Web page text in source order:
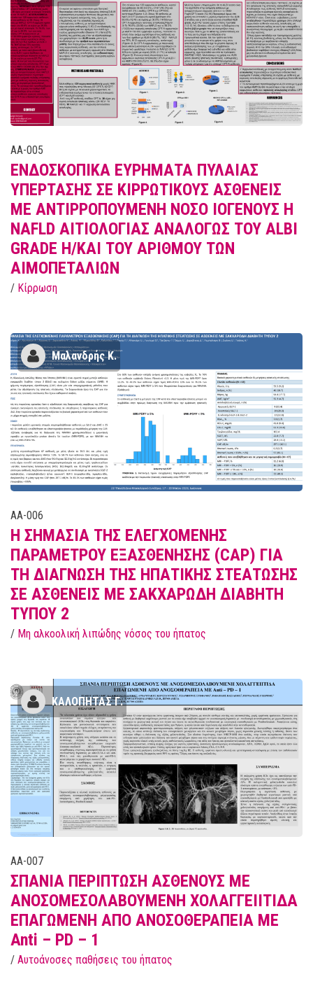
AA-005
ΕΝΔΟΣΚΟΠΙΚΑ ΕΥΡΗΜΑΤΑ ΠΥΛΑΙΑΣ
ΥΠΕΡΤΑΣΗΣ ΣΕ ΚΙΡΡΩΤΙΚΟΥΣ ΑΣΘΕΝΕΙΣ
ΜΕ ΑΝΤΙΡΡΟΠΟΥΜΕΝΗ ΝΟΣΟ ΙΟΓΕΝΟΥΣ Η
NAFLD ΑΙΤΙΟΛΟΓΙΑΣ ΑΝΑΛΟΓΩΣ ΤΟΥ ALBI
GRADE Η/ΚΑΙ ΤΟΥ ΑΡΙΘΜΟΥ ΤΩΝ
ΑΙΜΟΠΕΤΑΛΙΩΝ
/ Κίρρωση
Μαλανδρής Κ.
AA-006
Η ΣΗΜΑΣΙΑ ΤΗΣ ΕΛΕΓΧΟΜΕΝΗΣ
ΠΑΡΑΜΕΤΡΟΥ ΕΞΑΣΘΕΝΗΣΗΣ (CAP) ΓΙΑ
ΤΗ ΔΙΑΓΝΩΣΗ ΤΗΣ ΗΠΑΤΙΚΗΣ ΣΤΕΑΤΩΣΗΣ
ΣΕ ΑΣΘΕΝΕΙΣ ΜΕ ΣΑΚΧΑΡΩΔΗ ΔΙΑΒΗΤΗ
ΤΥΠΟΥ 2
/ Μη αλκοολική λιπώδης νόσος του ήπατος
ΚΑΛΟΠΗΤΑΣ Γ.
AA-007
ΣΠΑΝΙΑ ΠΕΡΙΠΤΩΣΗ ΑΣΘΕΝΟΥΣ ΜΕ
ΑΝΟΣΟΜΕΣΟΛΑΒΟΥΜΕΝΗ ΧΟΛΑΓΓΕΙΙΤΙΔΑ
ΕΠΑΓΩΜΕΝΗ ΑΠΟ ΑΝΟΣΟΘΕΡΑΠΕΙΑ ΜΕ
Anti – PD – 1
/ Αυτοάνοσες παθήσεις του ήπατος